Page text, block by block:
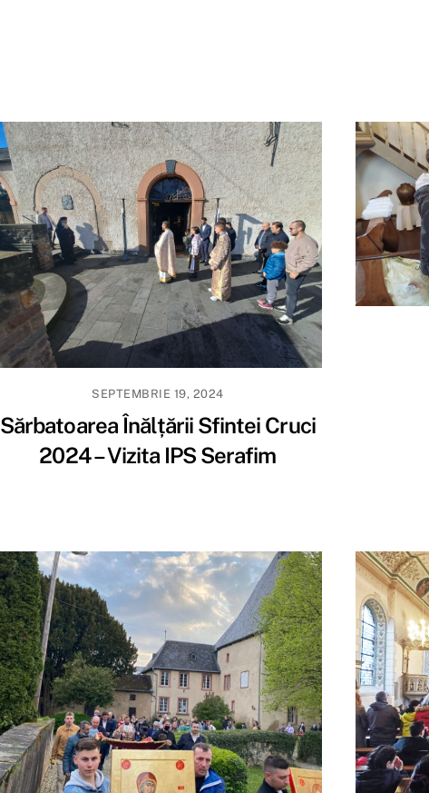
SEPTEMBRIE 19, 2024
Sărbatoarea Înălțării Sfintei Cruci
2024 – Vizita IPS Serafim